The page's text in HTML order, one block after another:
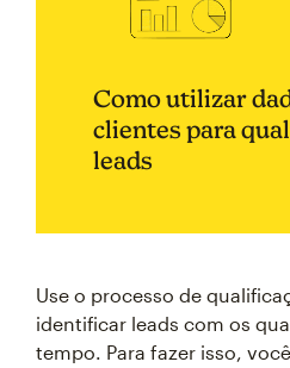
Como utilizar
clientes para
leads
Use o processo de
identificar leads com os
tempo. Para fazer isso,